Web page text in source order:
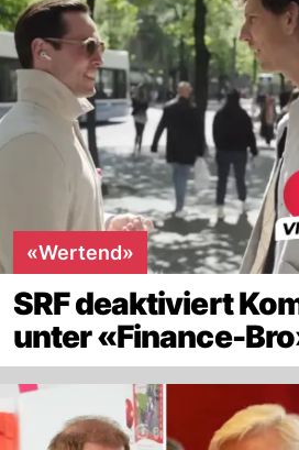
«Wertend»
SRF deaktiviert
unter «Finance-